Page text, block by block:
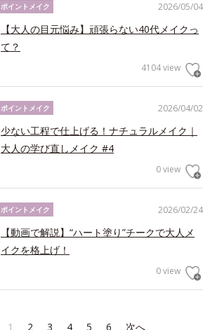
2026/05/04
ポイントメイク
【大人の目元悩み】頑張らない40代メイクっ
て？
4104 view
2026/04/02
ポイントメイク
少ない工程で仕上げる！ナチュラルメイク｜
大人の学び直しメイク #4
0 view
2026/02/24
ポイントメイク
【動画で解説】“ハート塗り”チークで大人メ
イクを格上げ！
0 view
1 2 3 4 5 6 次へ